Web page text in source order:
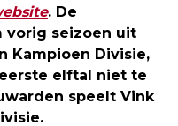
. De
vorig seizoen uit
Kampioen Divisie,
elftal niet te
speelt Vink